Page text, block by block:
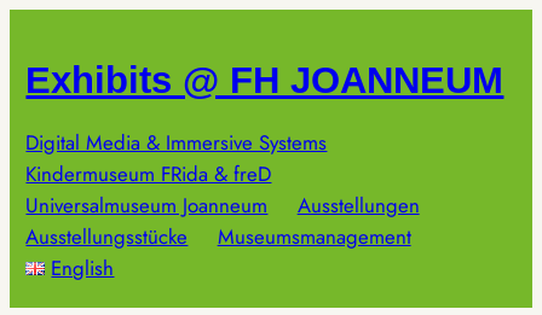
springen
Exhibits @ FH JOANNEUM
Digital Media & Immersive Systems
Kindermuseum FRida & freD
Universalmuseum Joanneum
Ausstellungen
Ausstellungsstücke
Museumsmanagement
English